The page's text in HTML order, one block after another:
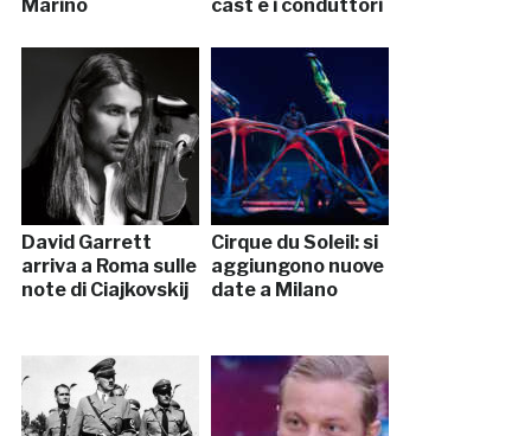
Marino
cast e i conduttori
David Garrett
arriva a Roma sulle
note di Ciajkovskij
Cirque du Soleil: si
aggiungono nuove
date a Milano